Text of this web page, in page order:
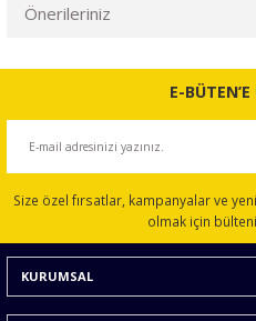
Önerileriniz
Bu ürünün fiyat bilgisi, resim,
konularda yetersiz gördüğünüz
Ürün açıklamasında eksik
Ürün bilgilerinde hatalar
Ürün fiyatı diğer sitelerden daha
Bu ürüne benzer farklı
E-
Size özel fırsatlar, kampanyalar ve
olmak için
KURUMSAL